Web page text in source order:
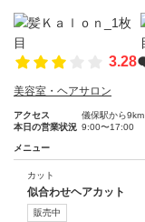
3.28
美容室・ヘアサロン
アクセス
儀保駅から9km
本日の営業状況 9:00〜17:00
メニュー
カット
似合わせヘアカット
販売中